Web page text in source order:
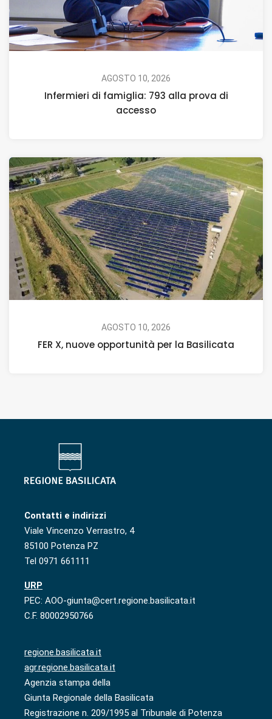
AGOSTO 10, 2026
Infermieri di famiglia: 793 alla prova di
accesso
AGOSTO 10, 2026
FER X, nuove opportunità per la Basilicata
Contatti e indirizzi
Viale Vincenzo Verrastro, 4
85100 Potenza PZ
Tel 0971 661111
URP
PEC: AOO-giunta@cert.regione.basilicata.it
C.F. 80002950766
regione.basilicata.it
agr.regione.basilicata.it
Agenzia stampa della
Giunta Regionale della Basilicata
Registrazione n. 209/1995 al Tribunale di Potenza